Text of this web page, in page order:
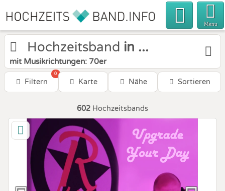
Menu
Hochzeitsband in ...
mit Musikrichtungen: 70er
Filtern
0
Karte Nähe Sortieren
602 Hochzeitsbands